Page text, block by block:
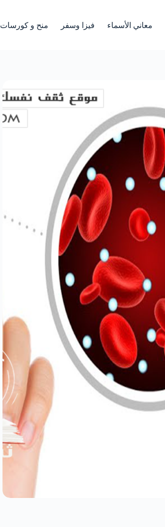
معاني الأسماء فيزا وسفر منح و كورسات